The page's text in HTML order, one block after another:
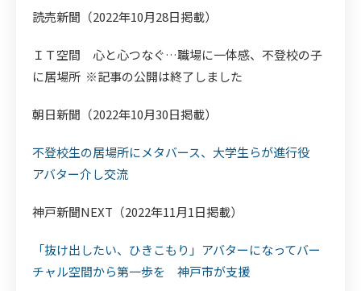
読売新聞（2022年10月28日掲載）
ＩＴ空間 心と心つなぐ…職場に一体感、不登校の子
に居場所 ※記事の公開は終了しました
朝日新聞（2022年10月30日掲載）
不登校生の居場所にメタバース、大学生らが進行役
アバター介し交流
神戸新聞NEXT（2022年11月1日掲載）
「抜け出したい、ひきこもり」アバターになってバー
チャル空間から第一歩を 神戸市が支援